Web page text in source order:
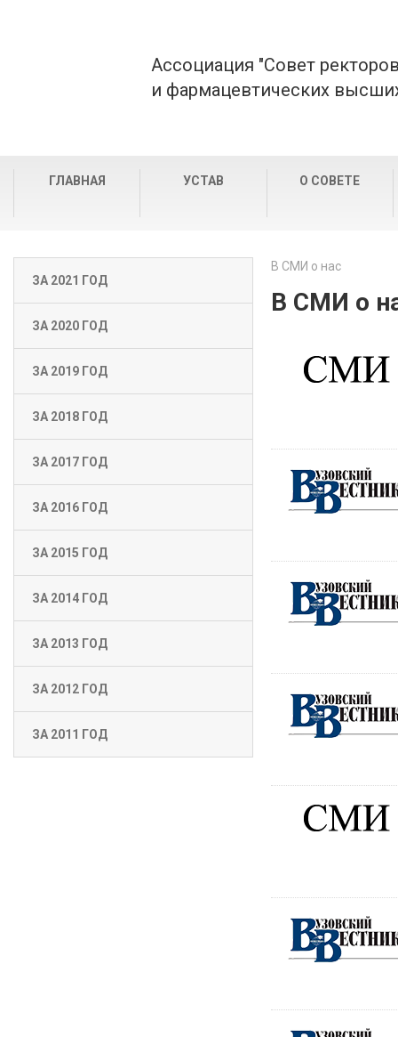
Ассоциация "Совет
и фармацевтических
ГЛАВНАЯ УСТАВ О СОВЕТЕ
ЗА 2021 ГОД
ЗА 2020 ГОД
ЗА 2019 ГОД
ЗА 2018 ГОД
ЗА 2017 ГОД
ЗА 2016 ГОД
ЗА 2015 ГОД
ЗА 2014 ГОД
ЗА 2013 ГОД
ЗА 2012 ГОД
ЗА 2011 ГОД
В СМИ о нас
В СМИ о